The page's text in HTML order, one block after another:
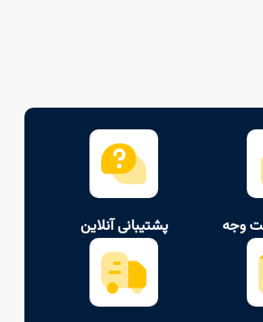
وجه پشتیبانی آنلاین